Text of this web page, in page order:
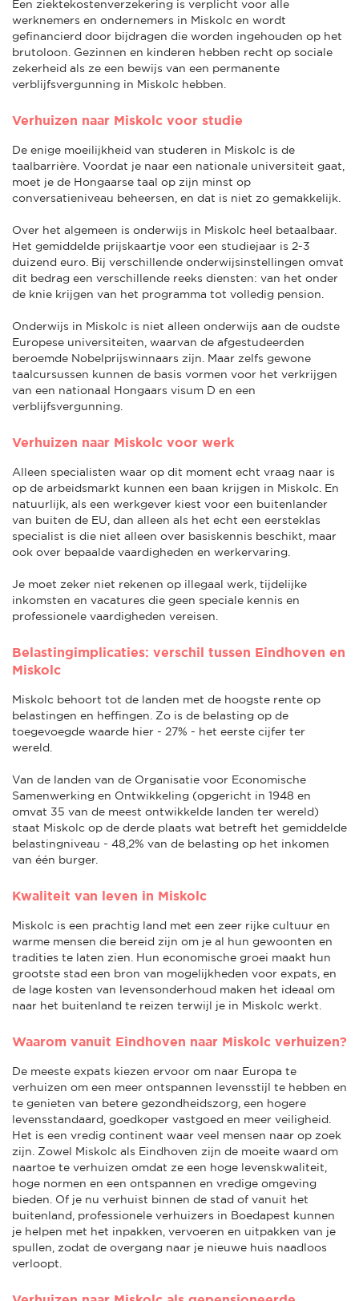
Een ziektekostenverzekering is verplicht voor alle
werknemers en ondernemers in Miskolc en wordt
gefinancierd door bijdragen die worden ingehouden op het
brutoloon. Gezinnen en kinderen hebben recht op sociale
zekerheid als ze een bewijs van een permanente
verblijfsvergunning in Miskolc hebben.
Verhuizen naar Miskolc voor studie
De enige moeilijkheid van studeren in Miskolc is de
taalbarrière. Voordat je naar een nationale universiteit gaat,
moet je de Hongaarse taal op zijn minst op
conversatieniveau beheersen, en dat is niet zo gemakkelijk.
Over het algemeen is onderwijs in Miskolc heel betaalbaar.
Het gemiddelde prijskaartje voor een studiejaar is 2-3
duizend euro. Bij verschillende onderwijsinstellingen omvat
dit bedrag een verschillende reeks diensten: van het onder
de knie krijgen van het programma tot volledig pension.
Onderwijs in Miskolc is niet alleen onderwijs aan de oudste
Europese universiteiten, waarvan de afgestudeerden
beroemde Nobelprijswinnaars zijn. Maar zelfs gewone
taalcursussen kunnen de basis vormen voor het verkrijgen
van een nationaal Hongaars visum D en een
verblijfsvergunning.
Verhuizen naar Miskolc voor werk
Alleen specialisten waar op dit moment echt vraag naar is
op de arbeidsmarkt kunnen een baan krijgen in Miskolc. En
natuurlijk, als een werkgever kiest voor een buitenlander
van buiten de EU, dan alleen als het echt een eersteklas
specialist is die niet alleen over basiskennis beschikt, maar
ook over bepaalde vaardigheden en werkervaring.
Je moet zeker niet rekenen op illegaal werk, tijdelijke
inkomsten en vacatures die geen speciale kennis en
professionele vaardigheden vereisen.
Belastingimplicaties: verschil tussen Eindhoven en
Miskolc
Miskolc behoort tot de landen met de hoogste rente op
belastingen en heffingen. Zo is de belasting op de
toegevoegde waarde hier - 27% - het eerste cijfer ter
wereld.
Van de landen van de Organisatie voor Economische
Samenwerking en Ontwikkeling (opgericht in 1948 en
omvat 35 van de meest ontwikkelde landen ter wereld)
staat Miskolc op de derde plaats wat betreft het gemiddelde
belastingniveau - 48,2% van de belasting op het inkomen
van één burger.
Kwaliteit van leven in Miskolc
Miskolc is een prachtig land met een zeer rijke cultuur en
warme mensen die bereid zijn om je al hun gewoonten en
tradities te laten zien. Hun economische groei maakt hun
grootste stad een bron van mogelijkheden voor expats, en
de lage kosten van levensonderhoud maken het ideaal om
naar het buitenland te reizen terwijl je in Miskolc werkt.
Waarom vanuit Eindhoven naar Miskolc verhuizen?
De meeste expats kiezen ervoor om naar Europa te
verhuizen om een meer ontspannen levensstijl te hebben en
te genieten van betere gezondheidszorg, een hogere
levensstandaard, goedkoper vastgoed en meer veiligheid.
Het is een vredig continent waar veel mensen naar op zoek
zijn. Zowel Miskolc als Eindhoven zijn de moeite waard om
naartoe te verhuizen omdat ze een hoge levenskwaliteit,
hoge normen en een ontspannen en vredige omgeving
bieden. Of je nu verhuist binnen de stad of vanuit het
buitenland, professionele verhuizers in Boedapest kunnen
je helpen met het inpakken, vervoeren en uitpakken van je
spullen, zodat de overgang naar je nieuwe huis naadloos
verloopt.